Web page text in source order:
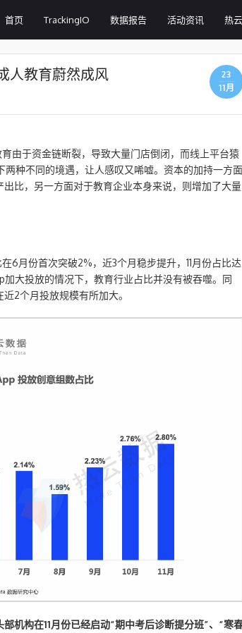
首页 TrackingIO 数据报告 活动资讯 热
人教育蔚然成风
23
11月
由于资金链断裂，导致大量门店倒闭，而线上平台猿
种不同的境遇，让人感叹又唏嘘。资本的加持一方面
比，另一方面对于教育企业本身来说，则增加了大量
6月份首次突破2%，近3个月稳步提升，11月份占比达
加大投放的情况下，教育行业占比并没有被吞噬。同
2个月投放规模有所加大。
机构在11月份已经启动“期中考后诊断提分班”、“寒